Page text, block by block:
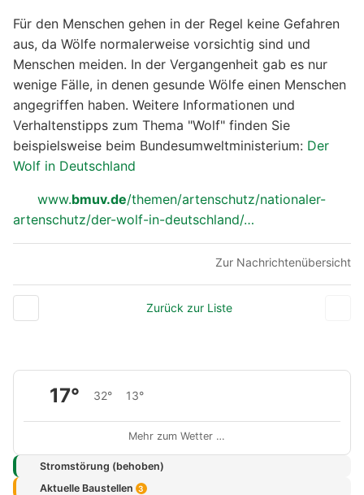
Für den Menschen gehen in der Regel keine Gefahren
aus, da Wölfe normalerweise vorsichtig sind und
Menschen meiden. In der Vergangenheit gab es nur
wenige Fälle, in denen gesunde Wölfe einen Menschen
angegriffen haben. Weitere Informationen und
Verhaltenstipps zum Thema "Wolf" finden Sie
beispielsweise beim Bundesumweltministerium: Der
Wolf in Deutschland
www.bmuv.de/themen/artenschutz/nationaler-
artenschutz/der-wolf-in-deutschland/…
Zur Nachrichtenübersicht
Zurück zur Liste
17° 32° 13°
Mehr zum Wetter …
Stromstörung (behoben)
Aktuelle Baustellen 3